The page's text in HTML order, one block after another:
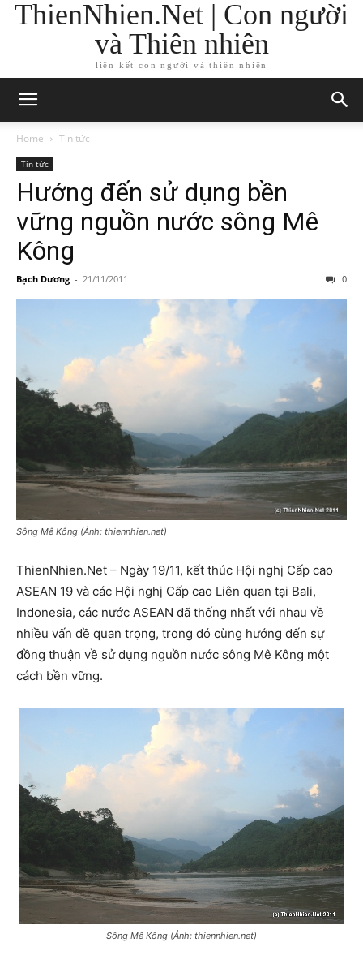
ThienNhien.Net | Con người
và Thiên nhiên
liên kết con người và thiên nhiên
Home Tin tức
Tin tức
Hướng đến sử dụng bền
vững nguồn nước sông Mê
Kông
Bạch Dương - 21/11/2011 0
Sông Mê Kông (Ảnh: thiennhien.net)
ThienNhien.Net – Ngày 19/11, kết thúc Hội nghị Cấp cao
ASEAN 19 và các Hội nghị Cấp cao Liên quan tại Bali,
Indonesia, các nước ASEAN đã thống nhất với nhau về
nhiều vấn đề quan trọng, trong đó cùng hướng đến sự
đồng thuận về sử dụng nguồn nước sông Mê Kông một
cách bền vững.
Sông Mê Kông (Ảnh: thiennhien.net)